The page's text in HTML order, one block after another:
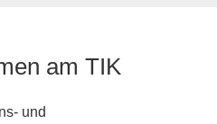
am TIK
und